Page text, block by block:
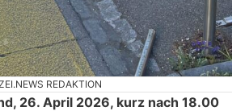
REDAKTION
26. April 2026, kurz nach 18.00